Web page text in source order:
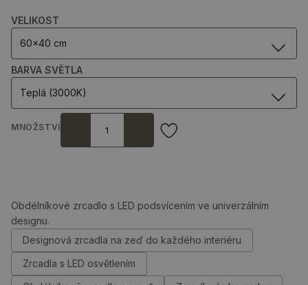
VELIKOST
60x40 cm
BARVA SVĚTLA
Teplá (3000K)
MNOŽSTVÍ
0.00Kč
Obdélníkové zrcadlo s LED podsvícením ve univerzálním
designu.
Designová zrcadla na zeď do každého interiéru
Zrcadla s LED osvětlením